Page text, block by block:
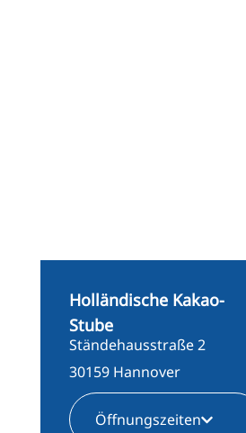
Holländische Kakao-
Stube
Ständehausstraße 2
30159 Hannover
Öffnungszeiten